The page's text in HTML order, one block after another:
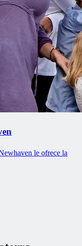
le ofrece la